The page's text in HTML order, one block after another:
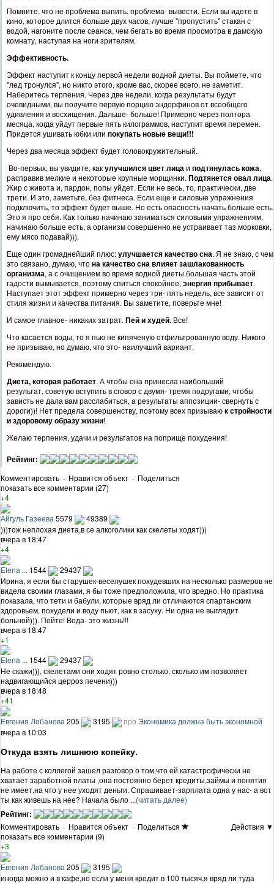
Помните, что не проблема выпить, проблема- вывести. Если вы идете в
кино, которое длится больше двух часов, лучше "пропустить" стакан с
водой, нагоните после сеанса, чем бегать во время просмотра в дамскую
комнату, наступая на ноги зрителям.
Эффективность.
Эффект наступит к концу первой недели водной диеты. Вы поймете, что
"лед тронулся", но никто этого, кроме вас, скорее всего, не заметит.
Наберитесь терпения. Через две недели, когда результаты будут
очевидными, вы получите первую порцию эндорфинов от всеобщего
удивления и восхищения. Дальше- больше! Примерно через полтора
месяца, когда уйдут первые пять килограммов, наступит время перемен.
Придется ушивать юбки или покупать новые вещи!!!
Через два месяца эффект будет головокружительный.
Во-первых, вы увидите, какулучшился цвет лицаи подтянулась кожа,
расправив мелкие и некоторые крупные морщинки. Подтянется овал лица.
Жир с живота и, пардон, попы уйдет. Если не весь, то, практически, две
трети. И это, заметьте, без фитнеса. Если еще и силовые упражнения
подключить, то эффект будет выше. Но есть опасность начать больше есть.
Это я про себя. Как только начинаю заниматься силовыми упражнениям,
начинаю больше есть, а организм совершенно не устраивает таз морковки,
ему мясо подавай))).
Еще один громаднейший плюс:улучшается качество сна. Я не знаю, с чем
это связано, думаю, чтона качество сна влияет зашлакованность
организма, а с очищением во время водной диеты большая часть этой
гадости вымывается, поэтому спиться спокойнее, энергия прибывает.
Наступает этот эффект примерно через три- пять недель, все зависит от
стиля жизни и качества питания. Вы заметите, поверьте мне!
И самое главное- никаких затрат. Пей и худей. Все!
Что касается воды, то я пью не кипяченую отфильтрованную воду. Никого
не призываю, но думаю, что это- наилучший вариант.
Рекомендую.
Диета, которая работает. А чтобы она принесла наибольший
результат, советую вступить в сговор с двумя- тремя подругами, чтобы
зависть не дала вам расслабиться, а результаты аппозиции- свернуть с
дороги))! Нет предела совершенству, поэтому всех призываюк стройности
и здоровому образу жизни!
Желаю терпения, удачи и результатов на поприще похудения!
Рейтинг:
Комментировать · Нравится объект · Поделиться
показать все комментарии (27)
+4
Айгуль Газеева 5579
49389
)))тож неплохая диета,в се алкоголики как скелеты ходят)))
вчера в 18:47
+4
Elena ... 1544
29437
Ирина, я если бы старушек-веселушек похудевших на несколько размеров не
видела своими глазами, я бы тоже предположила, что вредно. Но практика
показала, что тети и бабули, которые вряд ли отличаются спартанским
здоровьем, похудели и воду пьют, как в засуху. Ни одна не выглядит
больной))). Пейте! Вода- это жизнь!!!
вчера в 18:47
+1
Elena ... 1544
29437
Не скажи))), скелетами они ходят ровно столько, сколько им позволяет
надвигающийся церроз печени)))
вчера в 18:48
+41
Евгения Лобанова 205 3195 про Экономика должна быть экономной
вчера в 10:03
Откуда взять лишнюю копейку.
На работе с коллегой зашел разговор о том,что ей катастрофически не
хватает заработной платы ,она постоянно берет кредиты,займы и понятия
не имеет,на что у нее уходят деньги. Спрашивает-зарплата одна у нас- а вот
ты как живешь на нее? Начала было ...(читать далее)
Рейтинг:
Комментировать · Нравится объект · Поделиться
Действия ▼
показать все комментарии (9)
+3
Евгения Лобанова 205
3195
иногда можно и в кафе,но если у меня кредит в 100 тысяч,я вряд ли туда